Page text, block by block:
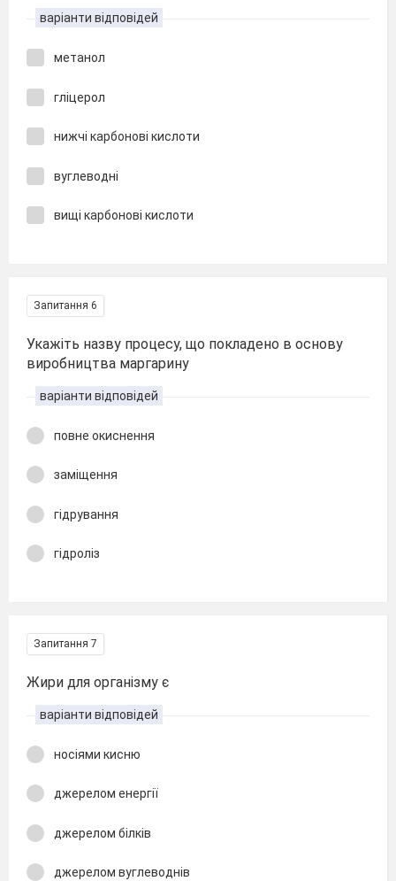
варіанти відповідей
метанол
гліцерол
нижчі карбонові кислоти
вуглеводні
вищі карбонові кислоти
Запитання 6
Укажіть назву процесу, що покладено в основу
виробництва маргарину
варіанти відповідей
повне окиснення
заміщення
гідрування
гідроліз
Запитання 7
Жири для організму є
варіанти відповідей
носіями кисню
джерелом енергії
джерелом білків
джерелом вуглеводнів